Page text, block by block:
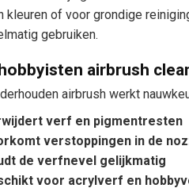
kleuren of voor grondige
gebruiken.
airbrush
airbrush werkt
verf en pigmentresten
verstoppingen in de
de verfnevel gelijkmatig
voor acrylverf en